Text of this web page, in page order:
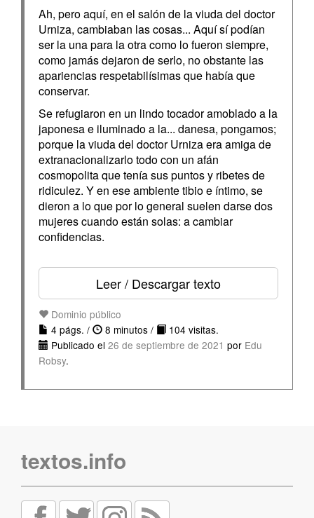
Ah, pero aquí, en el salón de la viuda del doctor
Urniza, cambiaban las cosas... Aquí sí podían
ser la una para la otra como lo fueron siempre,
como jamás dejaron de serlo, no obstante las
apariencias respetabilísimas que había que
conservar.
Se refugiaron en un lindo tocador amoblado a la
japonesa e iluminado a la... danesa, pongamos;
porque la viuda del doctor Urniza era amiga de
extranacionalizarlo todo con un afán
cosmopolita que tenía sus puntos y ribetes de
ridiculez. Y en ese ambiente tibio e íntimo, se
dieron a lo que por lo general suelen darse dos
mujeres cuando están solas: a cambiar
confidencias.
Leer / Descargar texto
Dominio público
4 págs. /
8 minutos /
104 visitas.
Publicado el 26 de septiembre de 2021 por Edu
Robsy.
textos.info